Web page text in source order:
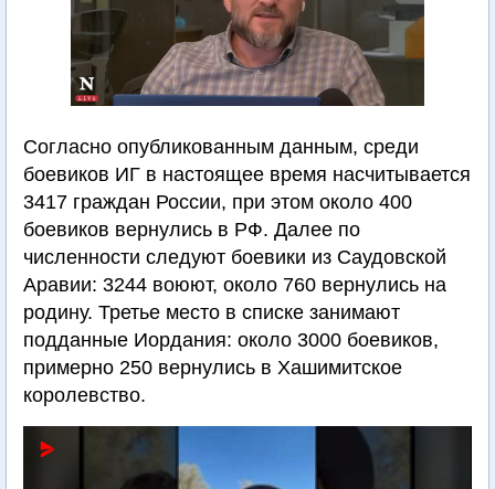
Согласно опубликованным данным, среди
боевиков ИГ в настоящее время насчитывается
3417 граждан России, при этом около 400
боевиков вернулись в РФ. Далее по
численности следуют боевики из Саудовской
Аравии: 3244 воюют, около 760 вернулись на
родину. Третье место в списке занимают
подданные Иордания: около 3000 боевиков,
примерно 250 вернулись в Хашимитское
королевство.